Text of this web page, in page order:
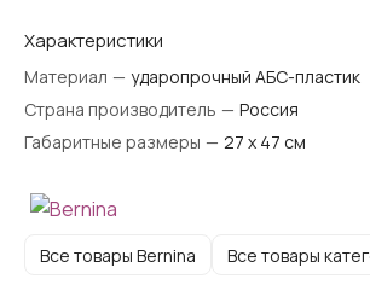
Характеристики
Материал — ударопрочный АБС-пластик
Страна производитель — Россия
Габаритные размеры — 27 х 47 см
Все товары Bernina Все товары